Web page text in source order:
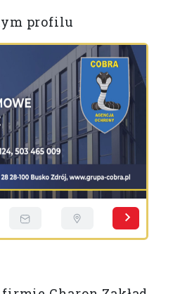
profilu